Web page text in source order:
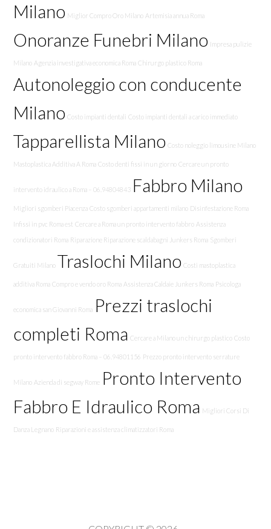
Milano Miglior Compro Oro Milano Artemisia annua Roma
Onoranze Funebri Milano Impresa pulizie
Milano Agenzia investigativa economica Roma Chirurgo plastico Roma
Autonoleggio con conducente
Milano Costo impianti dentali Costo impianti dentali a carico immediato
Tapparellista Milano Costo noleggio limousine Milano
Mastoplastica Additiva A Roma Costo denti fissi in un giorno Cercare un pronto
intervento idraulico a Roma – 06.94804843 Fabbro Milano
Migliori sgomberi Piacenza Costo sgomberi appartamenti milano Disinfestazione Roma
Infissi in pvc Roma est Cercare a Roma un pronto intervento fabbro Assistenza
condizionatori Roma Riparazione Riparazione scaldabagni Junkers Roma Sgomberi
Gratuiti Milano Traslochi Milano Costi mastoplastica
additiva Roma Compro e vendo oro Roma Assistenza Caldaie Junkers Roma Psicologa
economica san Giovanni Roma Prezzi traslochi
completi Roma Cercare a Milano un chirurgo plastico Costo
pronto intervento fabbro Roma – 06.94801156 Prezzo pronto intervento serrature
Milano Azienda di segway Rome Pronto Intervento
Fabbro E Idraulico Roma Migliori Corsi Di
Danza Legnano Riparazioni e assistenza climatizzatori Roma